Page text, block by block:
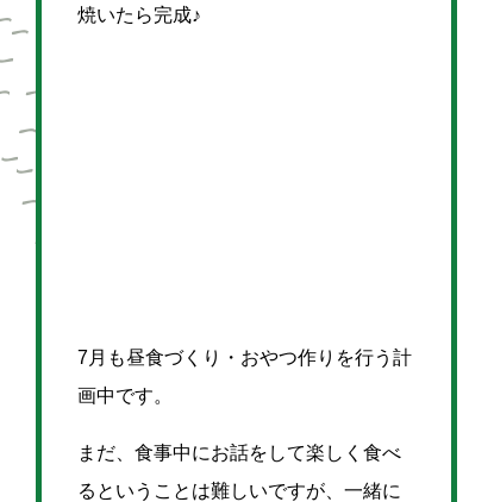
焼いたら完成♪
7月も昼食づくり・おやつ作りを行う計
画中です。
まだ、食事中にお話をして楽しく食べ
るということは難しいですが、一緒に